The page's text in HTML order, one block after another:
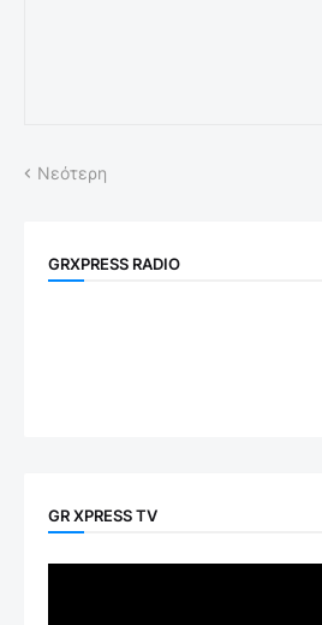
Νεότερη
GRXPRESS RADIO
GR XPRESS TV